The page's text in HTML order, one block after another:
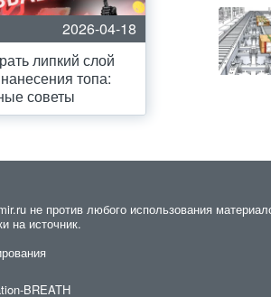
2026-04-18
липкий слой
топа:
советы
не против любого использования
на источник.
BREATH